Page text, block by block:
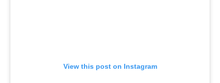
View this post on Instagram